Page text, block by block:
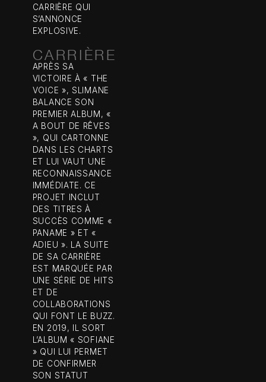
CARRIÈRE QUI
S’ANNONCE
EXPLOSIVE.
CARRIÈRE
APRÈS SA
VICTOIRE À « THE
VOICE », SLIMANE
BALANCE SON
PREMIER ALBUM, «
A BOUT DE RÊVES
», QUI CARTONNE
DANS LES CHARTS
ET LUI VAUT UNE
RECONNAISSANCE
IMMÉDIATE. CE
PROJET INCLUT
DES TITRES À
SUCCÈS COMME «
PANAME » ET «
ADIEU ». LA SUITE
DE SA CARRIÈRE
EST MARQUÉE PAR
UNE SÉRIE DE HITS
ET DE
COLLABORATIONS
QUI FONT LE BUZZ.
EN 2019, IL SORT
L’ALBUM « SOFIANE
» QUI LUI PERMET
DE CONFIRMER
SON STATUT